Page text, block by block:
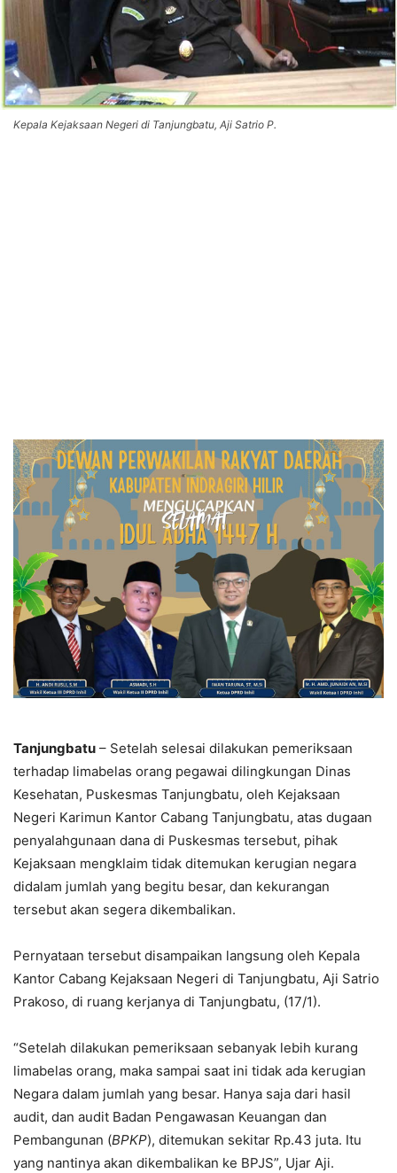
Kepala Kejaksaan Negeri di Tanjungbatu, Aji Satrio P.
Tanjungbatu – Setelah selesai dilakukan pemeriksaan
terhadap limabelas orang pegawai dilingkungan Dinas
Kesehatan, Puskesmas Tanjungbatu, oleh Kejaksaan
Negeri Karimun Kantor Cabang Tanjungbatu, atas dugaan
penyalahgunaan dana di Puskesmas tersebut, pihak
Kejaksaan mengklaim tidak ditemukan kerugian negara
didalam jumlah yang begitu besar, dan kekurangan
tersebut akan segera dikembalikan.
Pernyataan tersebut disampaikan langsung oleh Kepala
Kantor Cabang Kejaksaan Negeri di Tanjungbatu, Aji Satrio
Prakoso, di ruang kerjanya di Tanjungbatu, (17/1).
“Setelah dilakukan pemeriksaan sebanyak lebih kurang
limabelas orang, maka sampai saat ini tidak ada kerugian
Negara dalam jumlah yang besar. Hanya saja dari hasil
audit, dan audit Badan Pengawasan Keuangan dan
Pembangunan (BPKP), ditemukan sekitar Rp.43 juta. Itu
yang nantinya akan dikembalikan ke BPJS”, Ujar Aji.